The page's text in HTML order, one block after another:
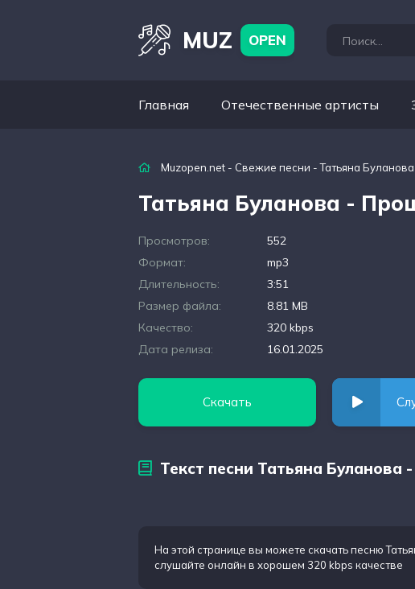
MUZ OPEN
Главная Отечественные артисты
Muzopen.net - Свежие песни - Татьяна
Татьяна Буланова -
Просмотров:
552
Формат:
mp3
Длительность:
3:51
Размер файла:
8.81 MB
Качество:
320 kbps
Дата релиза:
16.01.2025
Скачать
Текст песни Татьяна
На этой странице вы можете скачать песню
слушайте онлайн в хорошем 320 kbps качестве